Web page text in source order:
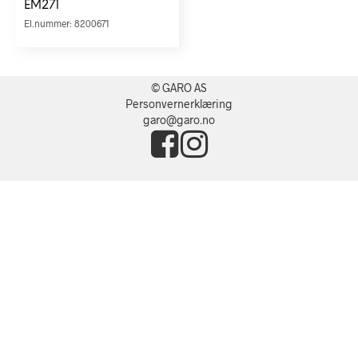
EM271
El.nummer: 8200671
© GARO AS
Personvernerklæring
garo@garo.no